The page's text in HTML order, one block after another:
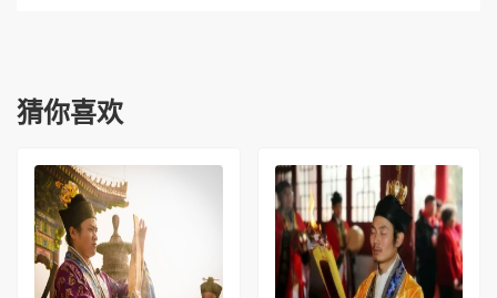
猜你喜欢